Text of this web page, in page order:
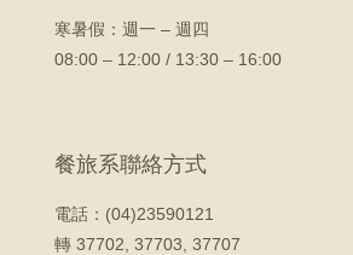
寒暑假：週一 – 週四
08:00 – 12:00 / 13:30 – 16:00
餐旅系聯絡方式
電話：(04)23590121
轉 37702, 37703, 37707